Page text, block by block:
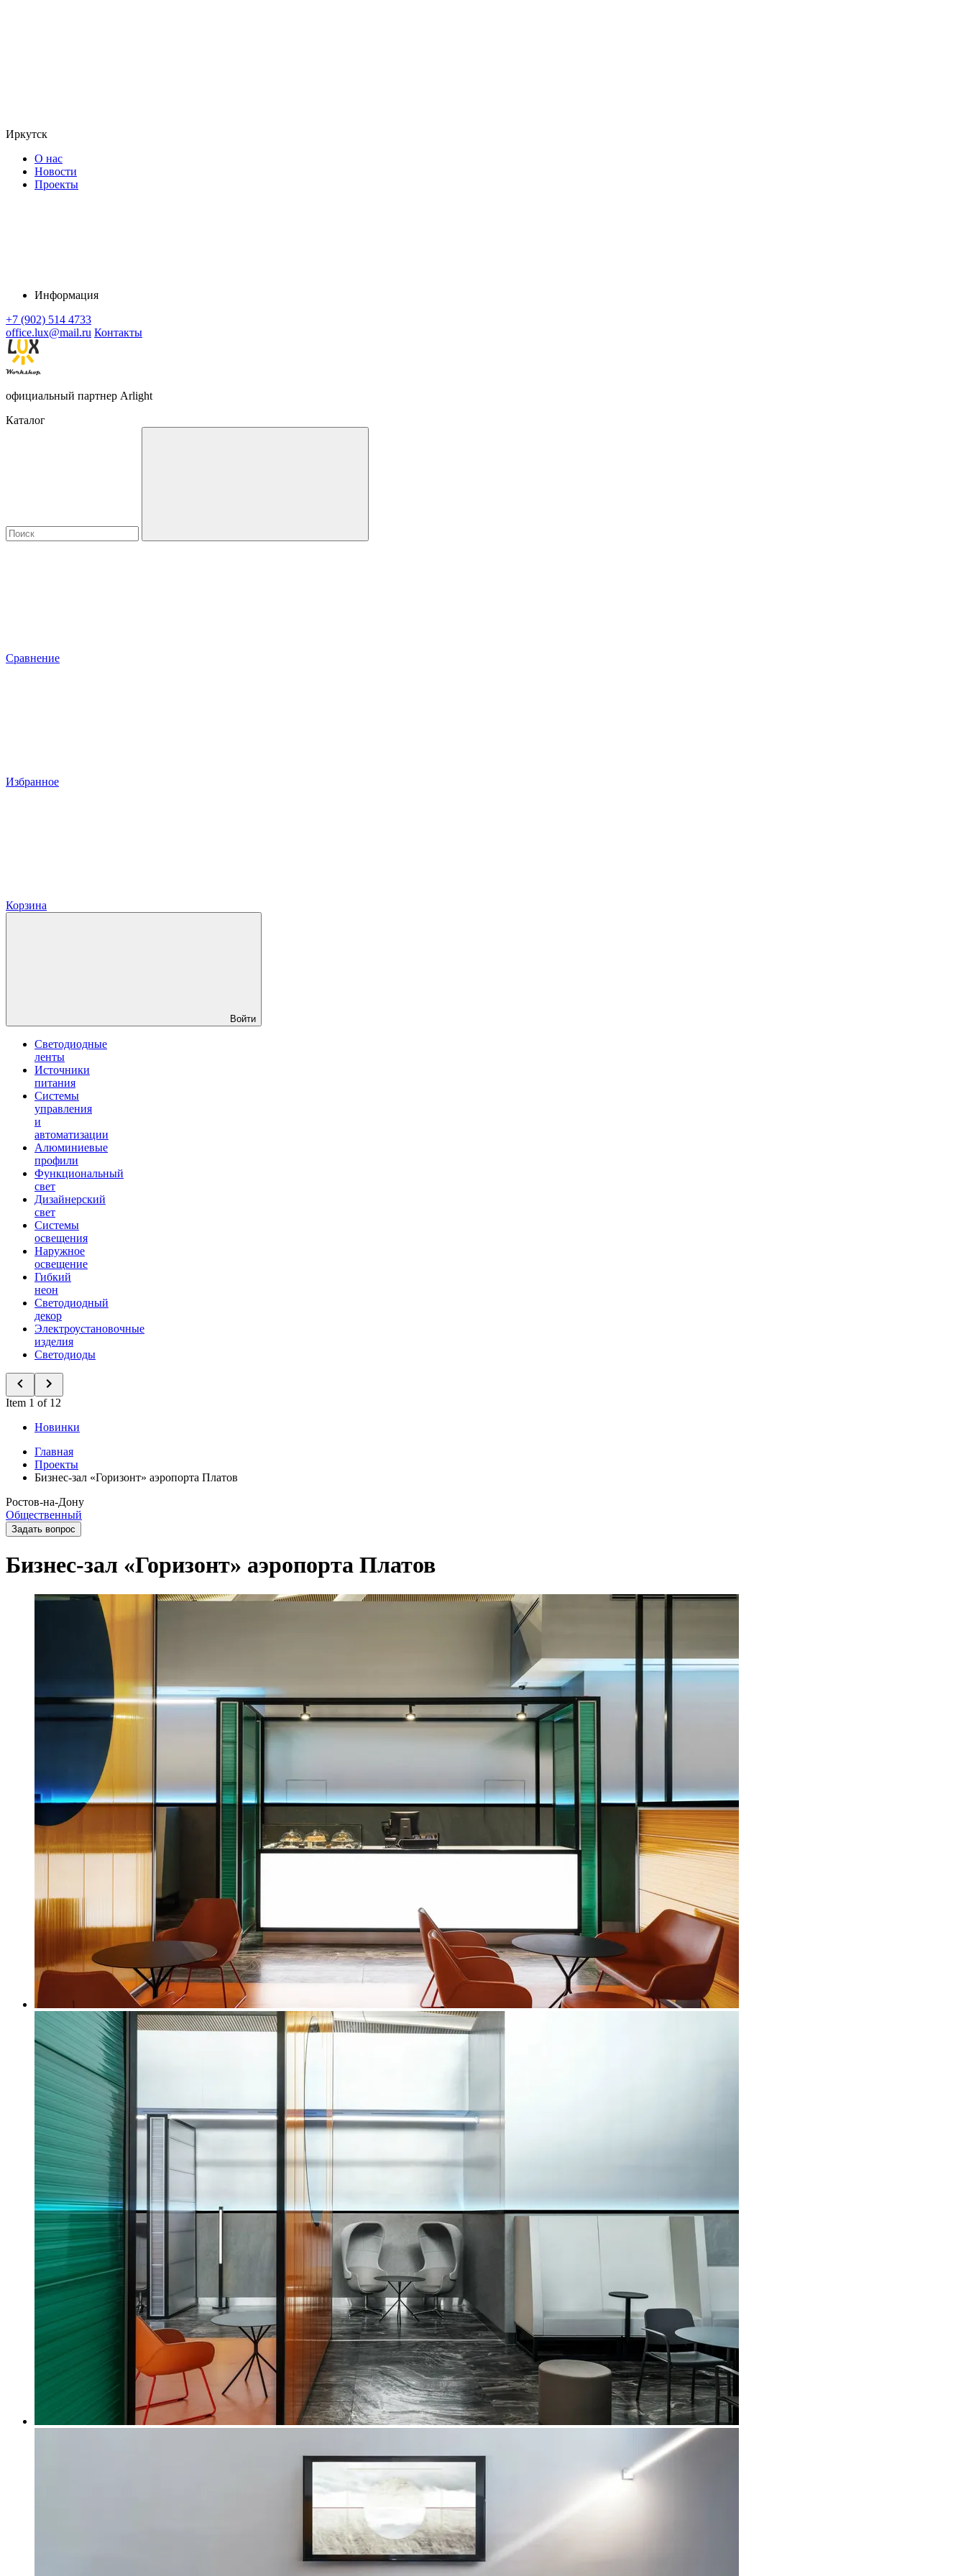
Иркутск
О нас
Новости
Проекты
Информация
+7 (902) 514 4733
office.lux@mail.ru Контакты
официальный партнер Arlight
Каталог
Сравнение
Избранное
Корзина
Войти
Светодиодные
ленты
Источники
питания
Системы
управления
и
автоматизации
Алюминиевые
профили
Функциональный
свет
Дизайнерский
свет
Системы
освещения
Наружное
освещение
Гибкий
неон
Светодиодный
декор
Электроустановочные
изделия
Светодиоды
Item 1 of 12
Новинки
Главная
Проекты
Бизнес-зал «Горизонт» аэропорта Платов
Ростов-на-Дону
Общественный
Задать вопрос
Бизнес-зал «Горизонт» аэропорта Платов